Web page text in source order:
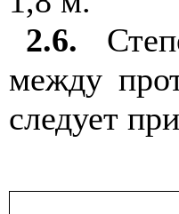
2.6.
между
следует